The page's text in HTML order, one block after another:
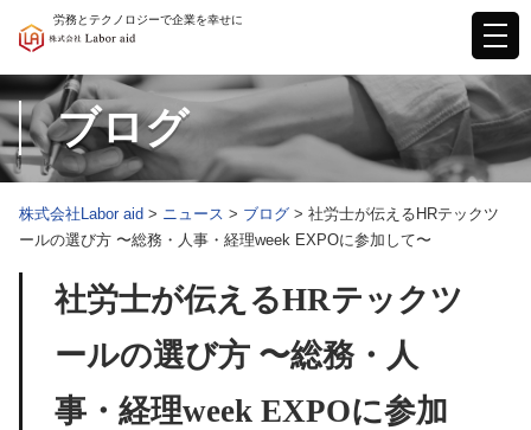
content
労務とテクノロジーで企業を幸せに
ブログ
株式会社Labor aid > ニュース > ブログ > 社労士が伝えるHRテックツ
ールの選び方 〜総務・人事・経理week EXPOに参加して〜
社労士が伝えるHRテックツ
ールの選び方 〜総務・人
事・経理week EXPOに参加